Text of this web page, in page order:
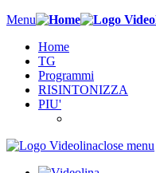
Menu
Home
TG
Programmi
RISINTONIZZA
PIU'
close menu